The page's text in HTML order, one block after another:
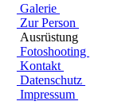
Galerie
Zur Person
Ausrüstung
Fotoshooting
Kontakt
Datenschutz
Impressum